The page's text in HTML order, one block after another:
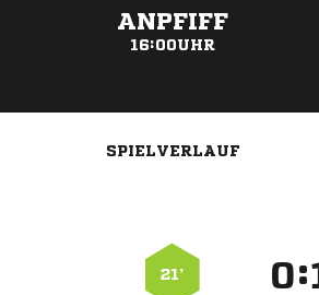
ANPFIFF
16:00UHR
SPIELVERLAUF
21’ :